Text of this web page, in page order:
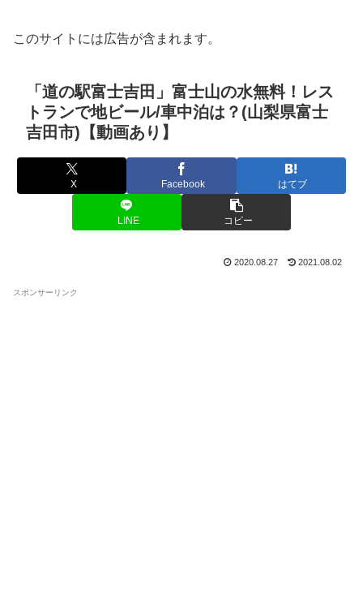
このサイトには広告が含まれます。
「道の駅富士吉田」富士山の水無料！レス
トランで地ビール/車中泊は？(山梨県富士
吉田市)【動画あり】
X Facebook はてブ
LINE コピー
2020.08.27 2021.08.02
スポンサーリンク